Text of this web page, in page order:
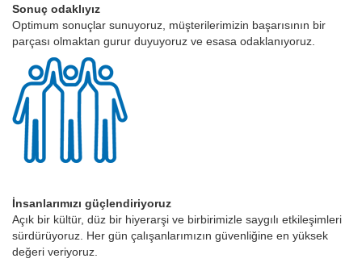
Sonuç odaklıyız
Optimum sonuçlar sunuyoruz, müşterilerimizin başarısının bir
parçası olmaktan gurur duyuyoruz ve esasa odaklanıyoruz.
İnsanlarımızı güçlendiriyoruz
Açık bir kültür, düz bir hiyerarşi ve birbirimizle saygılı etkileşimleri
sürdürüyoruz. Her gün çalışanlarımızın güvenliğine en yüksek
değeri veriyoruz.